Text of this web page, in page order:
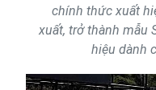
chính thức xuất
xuất, trở thành mẫu
hiệu dành